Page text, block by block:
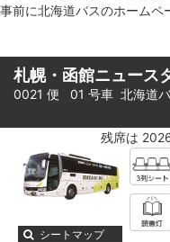
事前に北海道バスのホームペ
札幌・函館ニュース
0021 便 01 号車 北海道
残席は
シートマップ